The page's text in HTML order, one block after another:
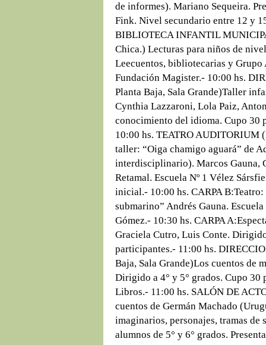
de informes). Mariano Sequeira.
Fink. Nivel secundario entre 12 y
BIBLIOTECA INFANTIL
Chica.) Lecturas para niños de
Leecuentos, bibliotecarias y Grupo
Fundación Magister.- 10:00 hs.
Planta Baja, Sala Grande)Taller
Cynthia Lazzaroni, Lola Paiz,
conocimiento del idioma. Cupo 30
10:00 hs. TEATRO AUDITORIUM
taller: “Oiga chamigo aguará” de
interdisciplinario). Marcos Gauna,
Retamal. Escuela Nº 1 Vélez
inicial.- 10:00 hs. CARPA
submarino” Andrés Gauna.
Gómez.- 10:30 hs. CARPA
Graciela Cutro, Luis Conte.
participantes.- 11:00 hs.
Baja, Sala Grande)Los cuentos de
Dirigido a 4° y 5° grados. Cupo 30
Libros.- 11:00 hs. SALÓN DE
cuentos de Germán Machado
imaginarios, personajes, tramas
alumnos de 5° y 6° grados.